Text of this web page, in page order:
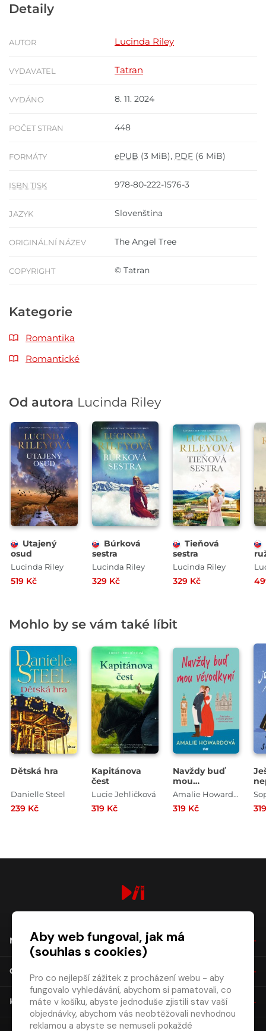
Detaily
AUTOR Lucinda Riley
VYDAVATEL Tatran
VYDÁNO 8. 11. 2024
POČET STRAN 448
FORMÁTY ePUB (3 MiB), PDF (6 MiB)
ISBN TISK 978-80-222-1576-3
JAZYK Slovenština
ORIGINÁLNÍ NÁZEV The Angel Tree
COPYRIGHT © Tatran
Kategorie
Romantika
Romantické
Od autora Lucinda Riley
Utajený
osud
Lucinda Riley
519 Kč
Búrková
sestra
Lucinda Riley
329 Kč
Tieňová
sestra
Lucinda Riley
329 Kč
Mohlo by se vám také líbit
Dětská hra
Danielle Steel
239 Kč
Kapitánova
čest
Lucie Jehličková
319 Kč
Navždy buď
mou
vévodkyní
Amalie Howardová
319 Kč
NÁKUP
O SPOLEČNOSTI
KONTAKT
Aby web fungoval, jak má
(souhlas s cookies)
Pro co nejlepší zážitek z procházení webu - aby
fungovalo vyhledávání, abychom si pamatovali, co
máte v košíku, abyste jednoduše zjistili stav vaší
objednávky, abychom vás neobtěžovali nevhodnou
reklamou a abyste se nemuseli pokaždé